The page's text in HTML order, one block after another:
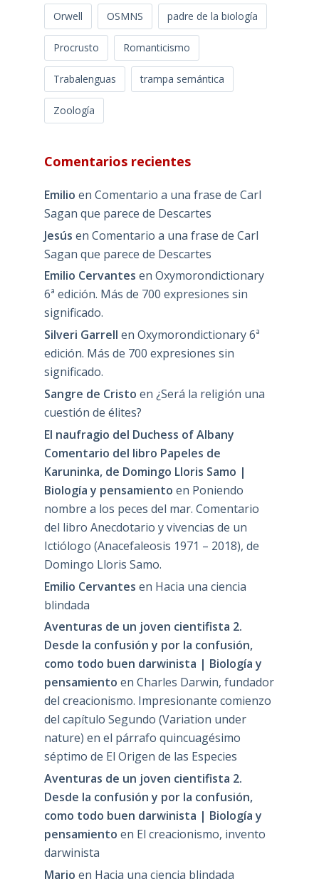
Orwell OSMNS padre de la biología
Procrusto Romanticismo
Trabalenguas trampa semántica
Zoología
Comentarios recientes
Emilio en Comentario a una frase de Carl
Sagan que parece de Descartes
Jesús en Comentario a una frase de Carl
Sagan que parece de Descartes
Emilio Cervantes en Oxymorondictionary
6ª edición. Más de 700 expresiones sin
significado.
Silveri Garrell en Oxymorondictionary 6ª
edición. Más de 700 expresiones sin
significado.
Sangre de Cristo en ¿Será la religión una
cuestión de élites?
El naufragio del Duchess of Albany
Comentario del libro Papeles de
Karuninka, de Domingo Lloris Samo |
Biología y pensamiento en Poniendo
nombre a los peces del mar. Comentario
del libro Anecdotario y vivencias de un
Ictiólogo (Anacefaleosis 1971 – 2018), de
Domingo Lloris Samo.
Emilio Cervantes en Hacia una ciencia
blindada
Aventuras de un joven cientifista 2.
Desde la confusión y por la confusión,
como todo buen darwinista | Biología y
pensamiento en Charles Darwin, fundador
del creacionismo. Impresionante comienzo
del capítulo Segundo (Variation under
nature) en el párrafo quincuagésimo
séptimo de El Origen de las Especies
Aventuras de un joven cientifista 2.
Desde la confusión y por la confusión,
como todo buen darwinista | Biología y
pensamiento en El creacionismo, invento
darwinista
Mario en Hacia una ciencia blindada